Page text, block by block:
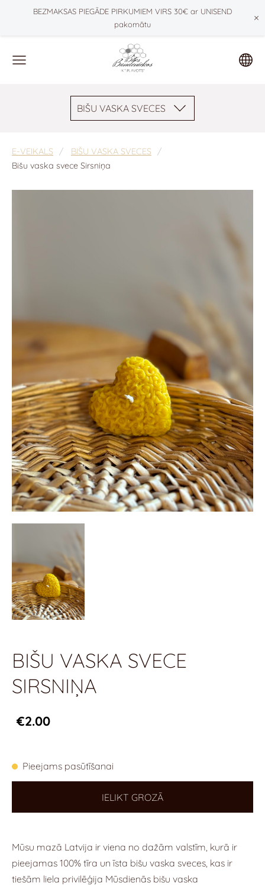
BEZMAKSAS PIEGĀDE PIRKUMIEM VIRS 30€ ar UNISEND
pakomātu
×
BIŠU VASKA SVECES
E-VEIKALS
BIŠU VASKA SVECES
Bišu vaska svece Sirsniņa
BIŠU VASKA SVECE
SIRSNIŅA
€2.00
Pieejams pasūtīšanai
IELIKT GROZĀ
Mūsu mazā Latvija ir viena no dažām valstīm, kurā ir
pieejamas 100% tīra un īsta bišu vaska sveces, kas ir
tiešām liela privilēģija Mūsdienās bišu vaska